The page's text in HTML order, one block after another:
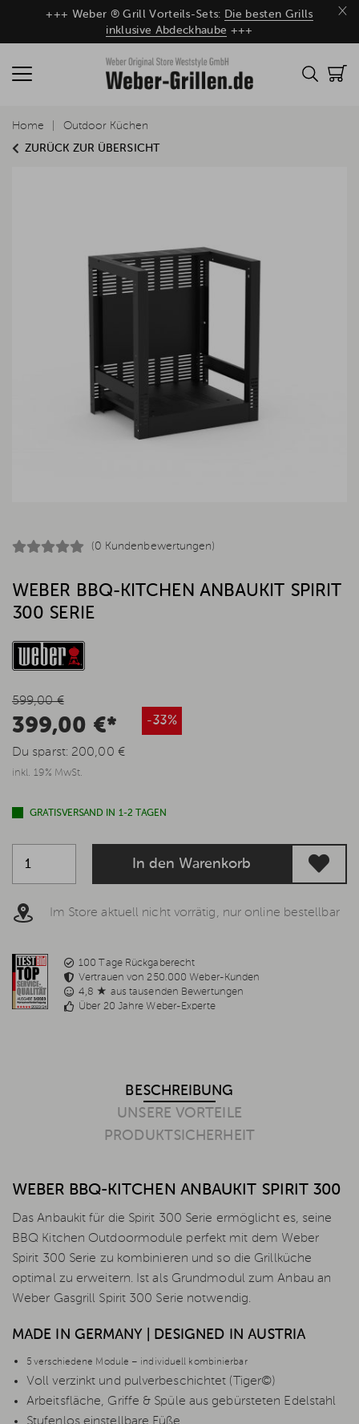
×
+++ Weber ® Grill Vorteils-Sets: Die besten Grills
inklusive Abdeckhaube +++
ZURÜCK ZUR ÜBERSICHT
Home Outdoor Küchen
(0 Kundenbewertungen)
WEBER BBQ-KITCHEN ANBAUKIT SPIRIT
300 SERIE
599,00 €
399,00 €* -33%
Du sparst: 200,00 €
inkl. 19% MwSt.
GRATISVERSAND IN 1-2 TAGEN
In den Warenkorb
Im Store aktuell nicht vorrätig, nur online bestellbar
100 Tage Rückgaberecht
Vertrauen von 250.000 Weber-Kunden
4,8 ★ aus tausenden Bewertungen
Über 20 Jahre Weber-Experte
BESCHREIBUNG
UNSERE VORTEILE
PRODUKTSICHERHEIT
WEBER BBQ-KITCHEN ANBAUKIT SPIRIT 300
Das Anbaukit für die Spirit 300 Serie ermöglicht es, seine
BBQ Kitchen Outdoormodule perfekt mit dem Weber
Spirit 300 Serie zu kombinieren und so die Grillküche
optimal zu erweitern. Ist als Grundmodul zum Anbau an
Weber Gasgrill Spirit 300 Serie notwendig.
MADE IN GERMANY | DESIGNED IN AUSTRIA
5 verschiedene Module – individuell kombinierbar
Voll verzinkt und pulverbeschichtet (Tiger©)
Arbeitsfläche, Griffe & Spüle aus gebürsteten Edelstahl